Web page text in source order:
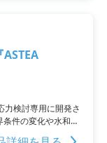
力検討専用に開発さ
件の変化や水和発
算と温度応力計算